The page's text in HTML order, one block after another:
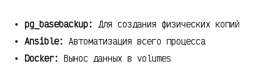
pg_basebackup: Для создания физических копий
Ansible: Автоматизация всего процесса
Docker: Вынос данных в volumes